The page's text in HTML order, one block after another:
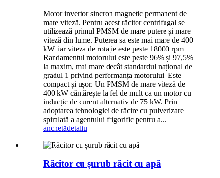
Motor invertor sincron magnetic permanent de
mare viteză. Pentru acest răcitor centrifugal se
utilizează primul PMSM de mare putere și mare
viteză din lume. Puterea sa este mai mare de 400
kW, iar viteza de rotație este peste 18000 rpm.
Randamentul motorului este peste 96% și 97,5%
la maxim, mai mare decât standardul național de
gradul 1 privind performanța motorului. Este
compact și ușor. Un PMSM de mare viteză de
400 kW cântărește la fel de mult ca un motor cu
inducție de curent alternativ de 75 kW. Prin
adoptarea tehnologiei de răcire cu pulverizare
spiralată a agentului frigorific pentru a...
anchetădetaliu
Răcitor cu șurub răcit cu apă